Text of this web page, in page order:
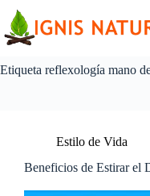
contenido
Etiqueta reflexología mano
Estilo de Vida
Beneficios de Estirar el